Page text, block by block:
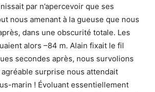
par n’apercevoir que ses
nous amenant à la gueuse que nous
dans une obscurité totale. Les
alors –84 m. Alain fixait le fil
secondes après, nous survolions
agréable surprise nous attendait
marin ! Évoluant essentiellement